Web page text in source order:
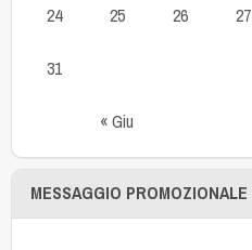
« Giu
24 25 26 27
31
MESSAGGIO PROMOZIONALE